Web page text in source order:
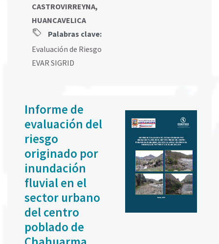
CASTROVIRREYNA,
HUANCAVELICA
Palabras clave:
Evaluación de Riesgo
EVAR SIGRID
Informe de
evaluación del
riesgo
originado por
inundación
fluvial en el
sector urbano
del centro
poblado de